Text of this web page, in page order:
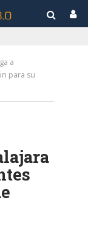
a
para su